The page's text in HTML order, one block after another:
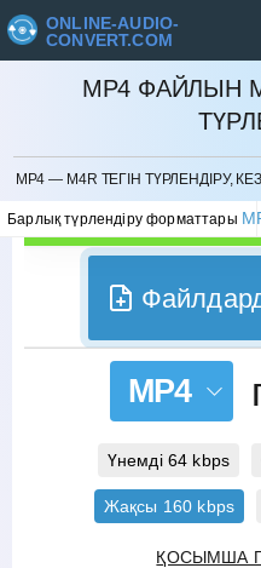
ONLINE-AUDIO-
CONVERT.COM
MP4 ФАЙЛЫН
MP4 — M4R ТЕГІН ТҮРЛЕНДІРУ,
Барлық түрлендіру форматтары
MP4
Үнемді 64 kbps
Жақсы 160 kbps
ҚОСЫМША